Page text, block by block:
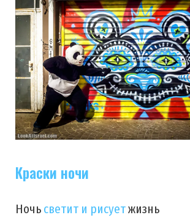
Краски ночи
Ночьсветит и рисуетжизнь